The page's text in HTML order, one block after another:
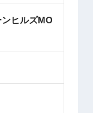
ンヒルズMO